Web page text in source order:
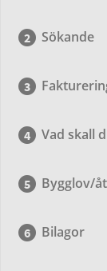
Sökande
Vad skall
Bygglov/
Bilagor